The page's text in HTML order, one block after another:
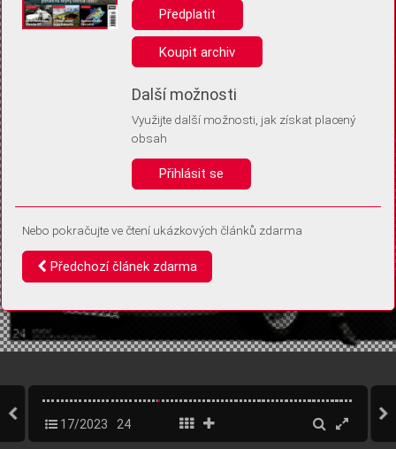
uložením volitelných informací:
Anonymní unikátní ID
Díky němu příště poznáme, že se jedná o stejné zařízení, a
Identifikátor je zcela anonymní.
Vaše souhlasy a odmítnutí si ukládáme do vašeho zařízení, abychom se
vás už příště znovu neptali. Můžete je kdykoli později upravit ve Správě
17/2023 24
Předplatit
Koupit archiv
Další možnosti
Využijte další možnosti, jak získat placený
obsah
Přihlásit se
Nebo pokračujte ve čtení ukázkových článků zdarma
Předchozí článek zdarma